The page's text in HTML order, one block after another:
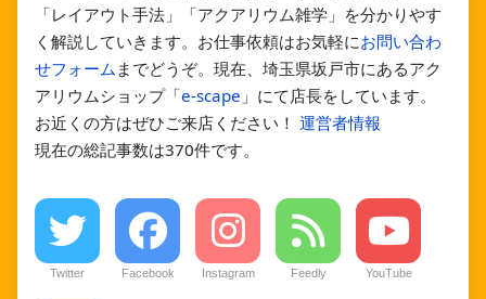
「レイアウト手法」「アクアリウム雑学」を分かりやす
く解説していきます。お仕事依頼はお気軽にお問い合わ
せフォーム までどうぞ。現在、埼玉県坂戸市にあるアク
アリウムショップ「e-scape 」にて店長をしています。
お近くの方はぜひご来店ください！ 運営者情報
現在の総記事数は370件です。
Twitter Facebook Instagram Feedly YouTube